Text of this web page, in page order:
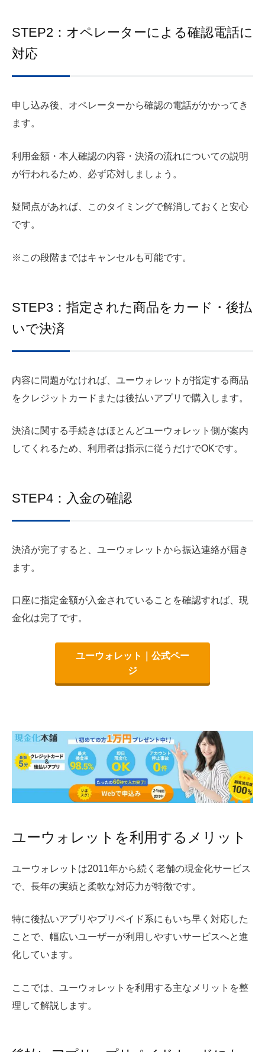
STEP2：オペレーターによる確認電話に
対応
申し込み後、オペレーターから確認の電話がかかってき
ます。
利用金額・本人確認の内容・決済の流れについての説明
が行われるため、必ず応対しましょう。
疑問点があれば、このタイミングで解消しておくと安心
です。
※この段階まではキャンセルも可能です。
STEP3：指定された商品をカード・後払
いで決済
内容に問題がなければ、ユーウォレットが指定する商品
をクレジットカードまたは後払いアプリで購入します。
決済に関する手続きはほとんどユーウォレット側が案内
してくれるため、利用者は指示に従うだけでOKです。
STEP4：入金の確認
決済が完了すると、ユーウォレットから振込連絡が届き
ます。
口座に指定金額が入金されていることを確認すれば、現
金化は完了です。
ユーウォレット｜公式ペー
ジ
ユーウォレットを利用するメリット
ユーウォレットは2011年から続く老舗の現金化サービス
で、長年の実績と柔軟な対応力が特徴です。
特に後払いアプリやプリペイド系にもいち早く対応した
ことで、幅広いユーザーが利用しやすいサービスへと進
化しています。
ここでは、ユーウォレットを利用する主なメリットを整
理して解説します。